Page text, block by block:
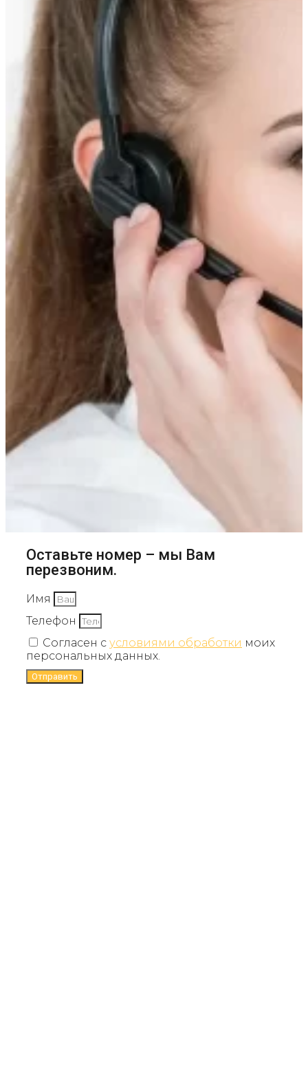
Оставьте номер – мы Вам
перезвоним.
Имя
Телефон
Согласен с условиями обработки моих
персональных данных.
Отправить